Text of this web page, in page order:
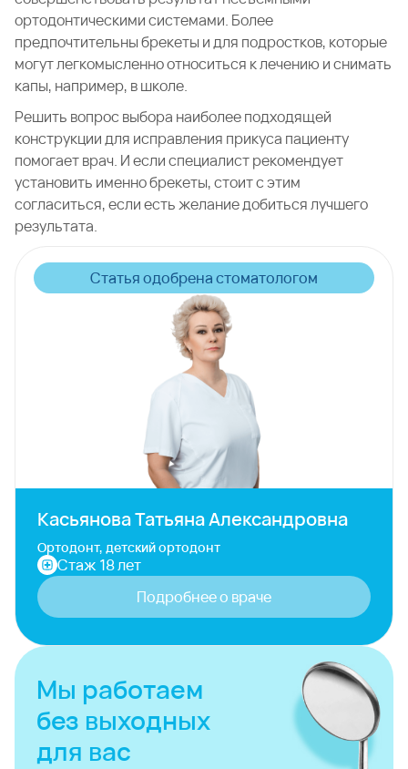
ортодонтическими системами. Более
предпочтительны брекеты и для подростков, которые
могут легкомысленно относиться к лечению и снимать
капы, например, в школе.
Решить вопрос выбора наиболее подходящей
конструкции для исправления прикуса пациенту
помогает врач. И если специалист рекомендует
установить именно брекеты, стоит с этим
согласиться, если есть желание добиться лучшего
результата.
Статья одобрена стоматологом
Касьянова Татьяна Александровна
Ортодонт, детский ортодонт
Стаж 18 лет
Подробнее о враче
Мы работаем
без выходных
для вас